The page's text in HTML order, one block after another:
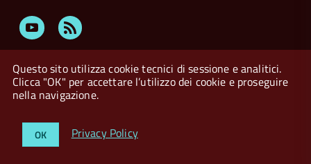
Questo sito utilizza cookie tecnici di sessione e analitici.
Clicca "OK" per accettare l’utilizzo dei cookie e proseguire
nella navigazione.
OK Privacy Policy
Youtube
Privacy Policy
Whistleblowing